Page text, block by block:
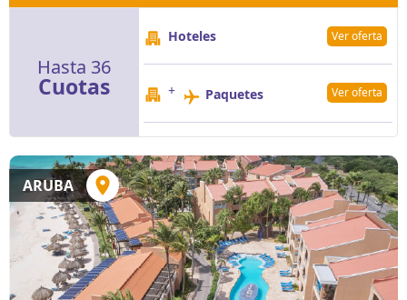
Hasta 36
Cuotas
Hoteles Ver oferta
+ Paquetes Ver oferta
ARUBA